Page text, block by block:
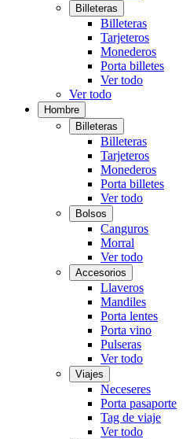
Billeteras
Billeteras
Tarjeteros
Monederos
Porta billetes
Ver todo
Ver todo
Hombre
Billeteras
Billeteras
Tarjeteros
Monederos
Porta billetes
Ver todo
Bolsos
Canguros
Morral
Ver todo
Accesorios
Llaveros
Mandiles
Porta lentes
Porta vino
Pulseras
Ver todo
Viajes
Neceseres
Porta pasaporte
Tag de viaje
Ver todo